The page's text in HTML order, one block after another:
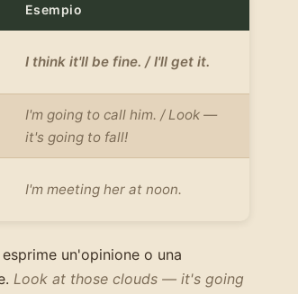
Esempio
I think it'll be fine. / I'll get it.
I'm going to call him. / Look —
it's going to fall!
I'm meeting her at noon.
esprime un'opinione o una
Look at those clouds — it's going